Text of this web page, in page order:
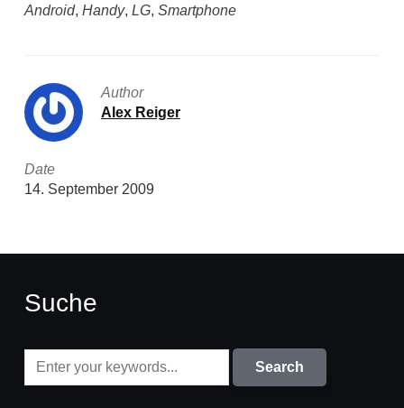
Android, Handy, LG, Smartphone
Author
Alex Reiger
Date
14. September 2009
Suche